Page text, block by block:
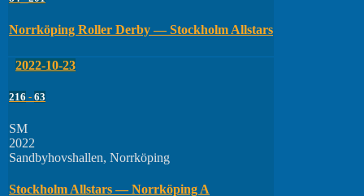
Norrköping Roller Derby — Stockholm Allstars
2022-10-23
216 - 63
SM
2022
Sandbyhovshallen, Norrköping
Stockholm Allstars — Norrköping A